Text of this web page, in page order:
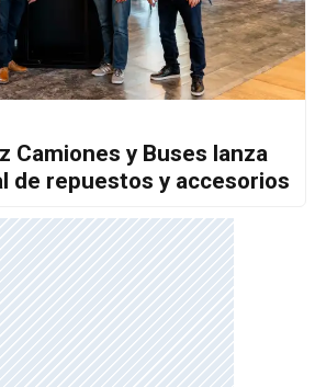
Camiones y Buses lanza
de repuestos y accesorios